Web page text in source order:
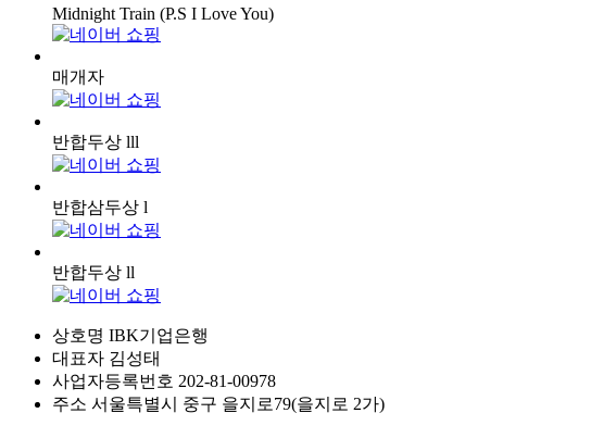
Midnight Train (P.S I Love You)
매개자
반합두상 lll
반합삼두상 l
반합두상 ll
상호명 IBK기업은행
대표자 김성태
사업자등록번호 202-81-00978
주소 서울특별시 중구 을지로79(을지로 2가)